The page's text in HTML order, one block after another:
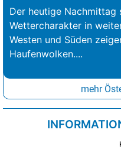
Der heutige
Wettercharakter in
Westen und Süden
Haufenwolken....
mehr